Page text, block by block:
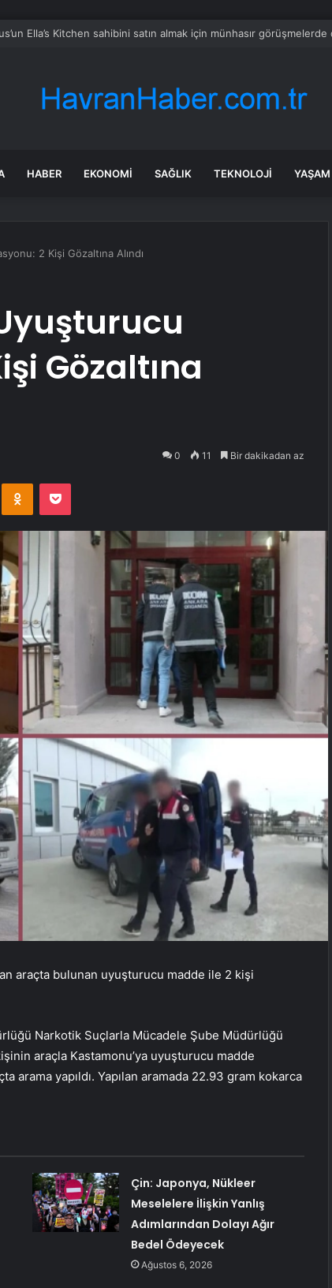
hissesi 12 Ağustos’taki kazanç açıklamasında %5,4 hareket edebilir
HABER EKONOMI SAĞLIK TEKNOLOJI YAŞAM
2 Kişi Gözaltına Alındı
Gözaltına
0 11 Bir dakikadan az
Odnoklassniki
Pocket
araçta bulunan uyuşturucu madde ile 2 kişi
Narkotik Suçlarla Mücadele Şube Müdürlüğü
araçla Kastamonu’ya uyuşturucu madde
arama yapıldı. Yapılan aramada 22.93 gram kokarca
Çin: Japonya, Nükleer
Meselelere İlişkin Yanlış
Adımlarından Dolayı Ağır
Bedel Ödeyecek
Ağustos 6, 2026